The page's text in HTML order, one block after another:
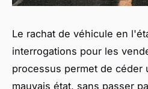
Le rachat de véhicule en
interrogations pour les
processus permet de céder
mauvais état, sans passer